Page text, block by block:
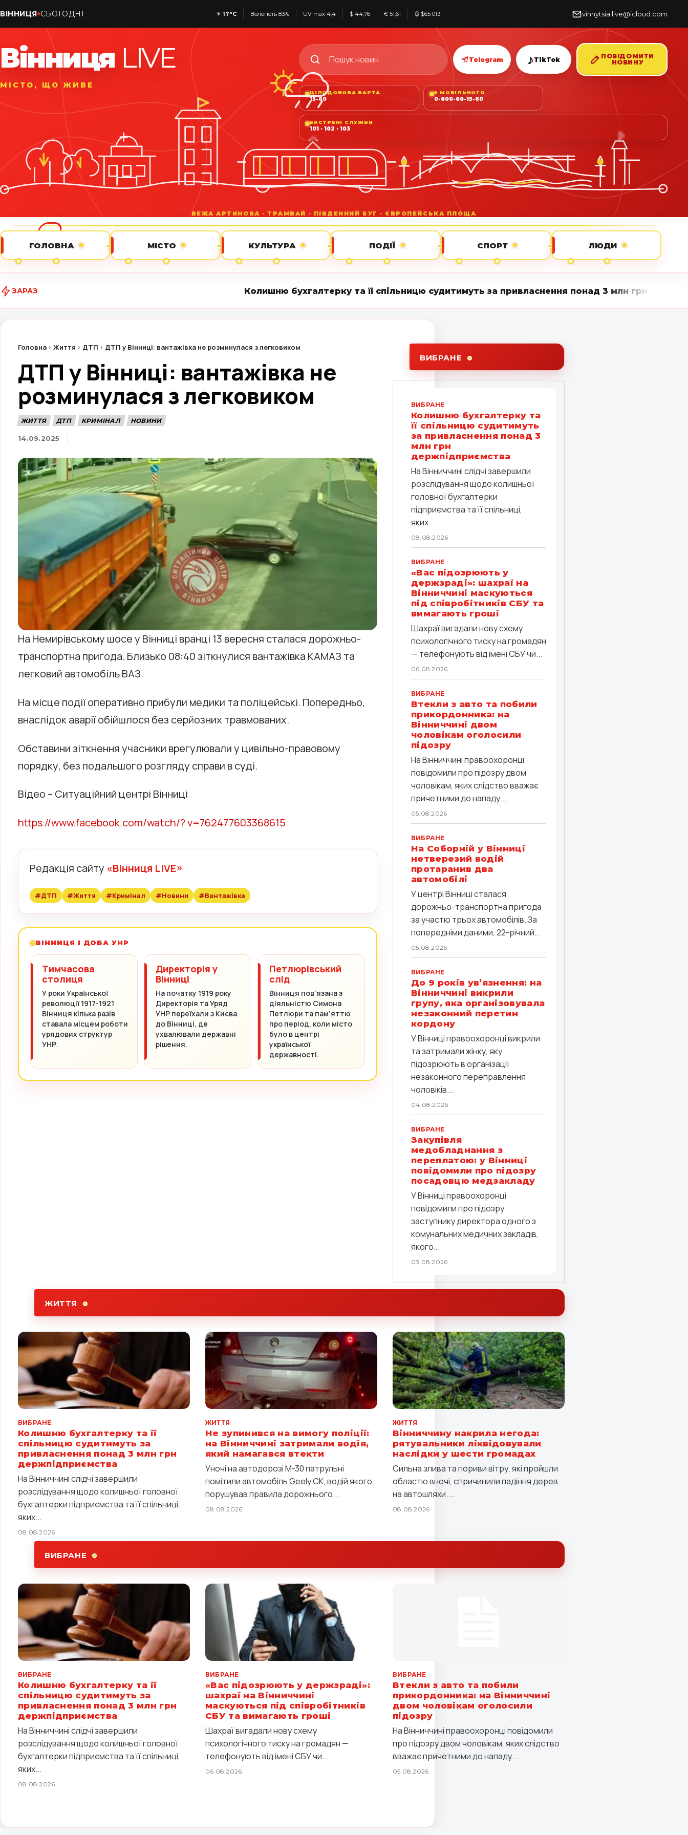
ВІННИЦЯ СЬОГОДНІ ☀ 17°C Вологість 83% UV max 4,4 $ 44,76 € 51,61 ₿ $65 013 vinnytsia.live@icloud.com
Вінниця LIVE
МІСТО, ЩО ЖИВЕ
Telegram ♪ TikTok
ПОВІДОМИТИ
НОВИНУ
ЦІЛОДОБОВА ВАРТА
15-60
З МОБІЛЬНОГО
0-800-60-15-60
ЕКСТРЕНІ СЛУЖБИ
101 · 102 · 103
ГОЛОВНА МІСТО КУЛЬТУРА ПОДІЇ СПОРТ ЛЮДИ
ЗАРАЗ Колишню бухгалтерку та її спільницю судитимуть за привласнення понад 3 млн грн
Головна Життя ДТП ДТП у Вінниці: вантажівка не розминулася з легковиком
ДТП у Вінниці: вантажівка не
розминулася з легковиком
ЖИТТЯ ДТП КРИМІНАЛ НОВИНИ
14.09.2025
На Немирівському шосе у Вінниці вранці 13 вересня сталася дорожньо-
транспортна пригода. Близько 08:40 зіткнулися вантажівка КАМАЗ та
легковий автомобіль ВАЗ.
На місце події оперативно прибули медики та поліцейські. Попередньо,
внаслідок аварії обійшлося без серйозних травмованих.
Обставини зіткнення учасники врегулювали у цивільно-правовому
порядку, без подальшого розгляду справи в суді.
Відео – Ситуаційний центрі Вінниці
https://www.facebook.com/watch/? v=762477603368615
Редакція сайту «Вінниця LIVE»
#ДТП #Життя #Кримінал #Новини #Вантажівка
ВІННИЦЯ І ДОБА УНР
Тимчасова
столиця
У роки Української
революції 1917-1921
Вінниця кілька разів
ставала місцем роботи
урядових структур
УНР.
Директорія у
Вінниці
На початку 1919 року
Директорія та Уряд
УНР переїхали з Києва
до Вінниці, де
ухвалювали державні
рішення.
Петлюрівський
слід
Вінниця пов’язана з
діяльністю Симона
Петлюри та пам’яттю
про період, коли місто
було в центрі
української
державності.
ВИБРАНЕ
ВИБРАНЕ
Колишню бухгалтерку та
її спільницю судитимуть
за привласнення понад 3
млн грн
держпідприємства
На Вінниччині слідчі завершили
розслідування щодо колишньої
головної бухгалтерки
підприємства та її спільниці,
яких...
08.08.2026
ВИБРАНЕ
«Вас підозрюють у
держзраді»: шахраї на
Вінниччині маскуються
під співробітників СБУ та
вимагають гроші
Шахраї вигадали нову схему
психологічного тиску на громадян
— телефонують від імені СБУ чи...
06.08.2026
ВИБРАНЕ
Втекли з авто та побили
прикордонника: на
Вінниччині двом
чоловікам оголосили
підозру
На Вінниччині правоохоронці
повідомили про підозру двом
чоловікам, яких слідство вважає
причетними до нападу...
05.08.2026
ВИБРАНЕ
На Соборній у Вінниці
нетверезий водій
протаранив два
автомобілі
У центрі Вінниці сталася
дорожньо-транспортна пригода
за участю трьох автомобілів. За
попередніми даними, 22-річний...
05.08.2026
ВИБРАНЕ
До 9 років ув’язнення: на
Вінниччині викрили
групу, яка організовувала
незаконний перетин
кордону
У Вінниці правоохоронці викрили
та затримали жінку, яку
підозрюють в організації
незаконного переправлення
чоловіків...
04.08.2026
ВИБРАНЕ
Закупівля
медобладнання з
переплатою: у Вінниці
повідомили про підозру
посадовцю медзакладу
У Вінниці правоохоронці
повідомили про підозру
заступнику директора одного з
комунальних медичних закладів,
якого...
03.08.2026
ЖИТТЯ
ВИБРАНЕ
Колишню бухгалтерку та її
спільницю судитимуть за
привласнення понад 3 млн грн
держпідприємства
На Вінниччині слідчі завершили
розслідування щодо колишньої головної
бухгалтерки підприємства та її спільниці,
яких...
08.08.2026
ЖИТТЯ
Не зупинився на вимогу поліції:
на Вінниччині затримали водія,
який намагався втекти
Уночі на автодорозі М-30 патрульні
помітили автомобіль Geely CK, водій якого
порушував правила дорожнього...
08.08.2026
ЖИТТЯ
Вінниччину накрила негода:
рятувальники ліквідовували
наслідки у шести громадах
Сильна злива та пориви вітру, які пройшли
областю вночі, спричинили падіння дерев
на автошляхи....
08.08.2026
ВИБРАНЕ
ВИБРАНЕ
Колишню бухгалтерку та її
спільницю судитимуть за
привласнення понад 3 млн грн
держпідприємства
На Вінниччині слідчі завершили
розслідування щодо колишньої головної
бухгалтерки підприємства та її спільниці,
яких...
08.08.2026
ВИБРАНЕ
«Вас підозрюють у держзраді»:
шахраї на Вінниччині
маскуються під співробітників
СБУ та вимагають гроші
Шахраї вигадали нову схему
психологічного тиску на громадян —
телефонують від імені СБУ чи...
06.08.2026
ВИБРАНЕ
Втекли з авто та побили
прикордонника: на Вінниччині
двом чоловікам оголосили
підозру
На Вінниччині правоохоронці повідомили
про підозру двом чоловікам, яких слідство
вважає причетними до нападу...
05.08.2026